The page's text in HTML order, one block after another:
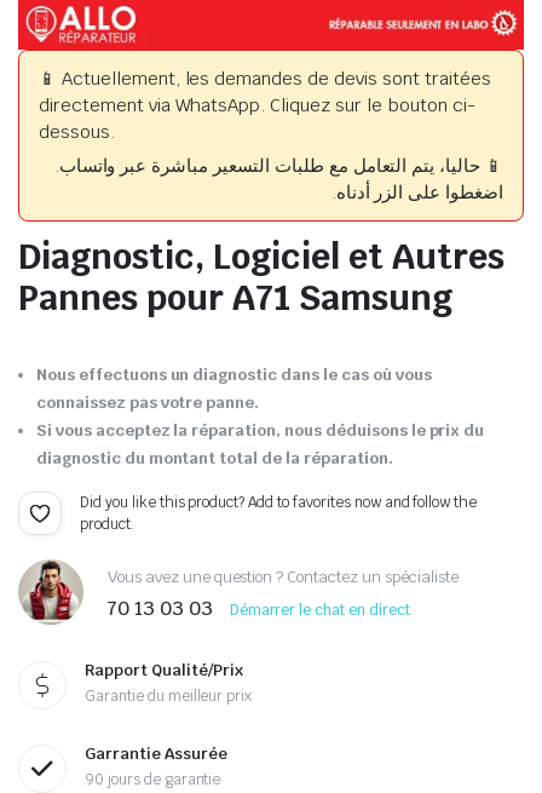
📱 Actuellement, les demandes de devis sont traitées
directement via WhatsApp. Cliquez sur le bouton ci-
dessous.
📱 حاليا، يتم التعامل مع طلبات التسعير مباشرة عبر واتساب.
اضغطوا على الزر أدناه.
Diagnostic, Logiciel et Autres
Pannes pour A71 Samsung
Nous effectuons un diagnostic dans le cas où vous
connaissez pas votre panne.
Si vous acceptez la réparation, nous déduisons le prix du
diagnostic du montant total de la réparation.
Did you like this product? Add to favorites now and follow the
product.
Vous avez une question ? Contactez un spécialiste
70 13 03 03 Démarrer le chat en direct
Rapport Qualité/Prix
Garantie du meilleur prix
Garrantie Assurée
90 jours de garantie